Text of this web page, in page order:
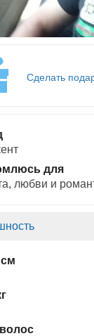
Сделать
для
любви и